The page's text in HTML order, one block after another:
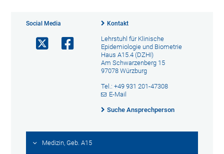
Social Media Kontakt
Lehrstuhl für Klinische
Epidemiologie und Biometrie
Haus A15.4 (DZHI)
Am Schwarzenberg 15
97078 Würzburg
Tel.: +49 931 201-47308
E-Mail
Suche Ansprechperson
Medizin, Geb. A15